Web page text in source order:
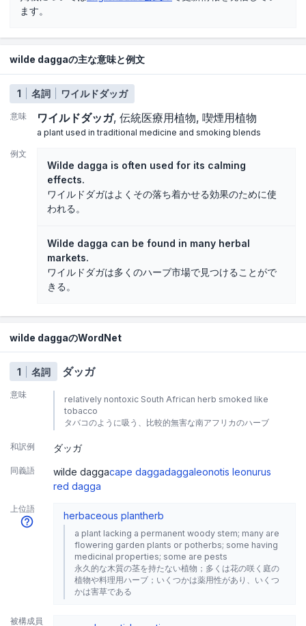
ます。
wilde daggaの主な意味と例文
1 名詞 ワイルドダッガ
意味 ワイルドダッガ 伝統医療用植物 喫煙用植物
a plant used in traditional medicine and smoking blends
例文
Wilde dagga is often used for its calming
effects.
ワイルドダガはよくその落ち着かせる効果のために使
われる。
Wilde dagga can be found in many herbal
markets.
ワイルドダガは多くのハーブ市場で見つけることがで
きる。
wilde daggaのWordNet
1 名詞 ダッガ
意味
relatively nontoxic South African herb smoked like
tobacco
タバコのように吸う、比較的無害な南アフリカのハーブ
和訳例 ダッガ
同義語 wilde daggacape daggadaggaleonotis leonurus
red dagga
上位語
herbaceous plantherb
a plant lacking a permanent woody stem; many are
flowering garden plants or potherbs; some having
medicinal properties; some are pests
永久的な木質の茎を持たない植物；多くは花の咲く庭の
植物や料理用ハーブ；いくつかは薬用性があり、いくつ
かは害草である
被構成員